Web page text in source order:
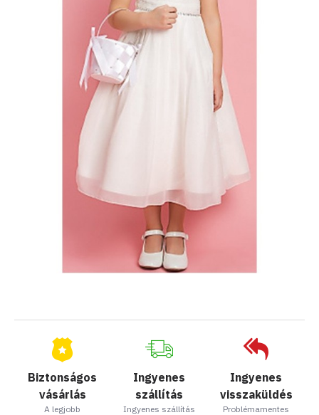
Biztonságos
vásárlás
A legjobb
Ingyenes
szállítás
Ingyenes szállítás
Ingyenes
visszaküldés
Problémamentes